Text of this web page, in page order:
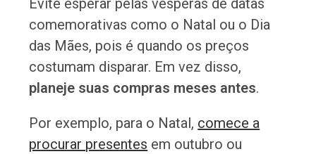
Evite esperar pelas vésperas de datas
comemorativas como o Natal ou o Dia
das Mães, pois é quando os preços
costumam disparar. Em vez disso,
planeje suas compras meses antes.
Por exemplo, para o Natal, comece a
procurar presentes em outubro ou